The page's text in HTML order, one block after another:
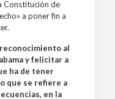
Constitución de
a poner fin a
al
y felicitar a
ha de tener
que se refiere a
en la